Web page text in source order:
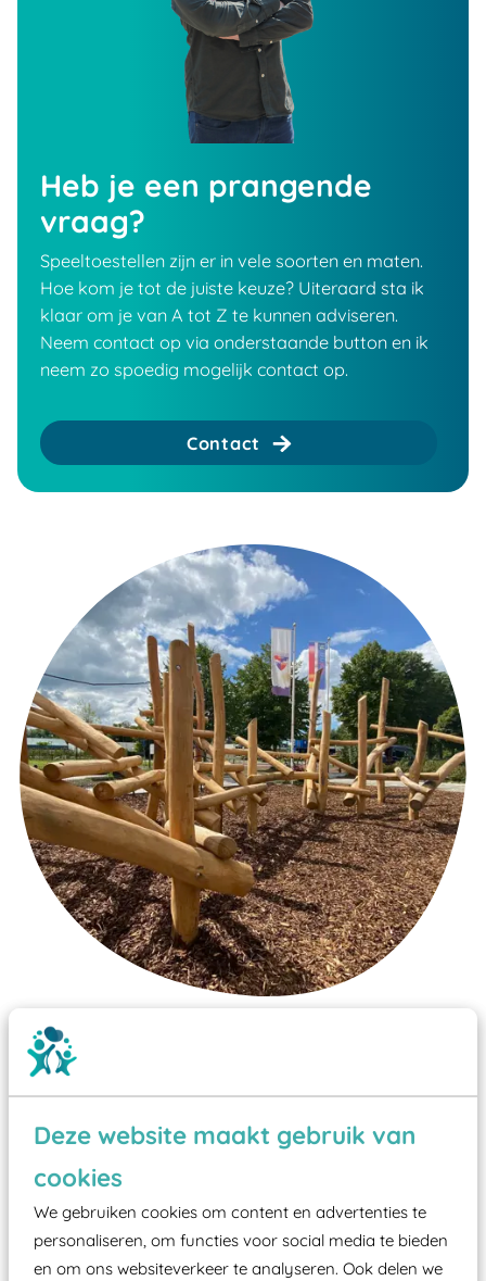
Deze website maakt gebruik van
cookies
We gebruiken cookies om content en advertenties te
personaliseren, om functies voor social media te bieden
en om ons websiteverkeer te analyseren. Ook delen we
Heb je een prangende
vraag?
Speeltoestellen zijn er in vele soorten en maten.
Hoe kom je tot de juiste keuze? Uiteraard sta ik
klaar om je van A tot Z te kunnen adviseren.
Neem contact op via onderstaande button en ik
neem zo spoedig mogelijk contact op.
Contact
Wist je dat:
Vanaf een valhoogte van 1,5 meter een speciale
valondergrond onder speeltoestellen verplicht is
zoals kunstgras, rubber tegels of boomschors?
Elk speeltoestel in de openbare ruimte voorzien
certificering, uitgegeven door een Nederlands
aangewezen keuringsinstantie?